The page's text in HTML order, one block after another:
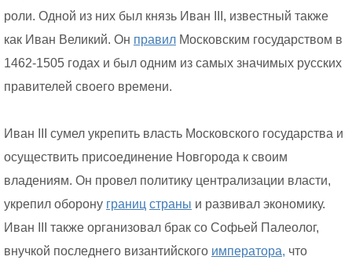
роли. Одной из них был князь Иван III, известный также
как Иван Великий. Он правил Московским государством в
1462-1505 годах и был одним из самых значимых русских
правителей своего времени.
Иван III сумел укрепить власть Московского государства и
осуществить присоединение Новгорода к своим
владениям. Он провел политику централизации власти,
укрепил оборону границ страны и развивал экономику.
Иван III также организовал брак со Софьей Палеолог,
внучкой последнего византийского императора, что